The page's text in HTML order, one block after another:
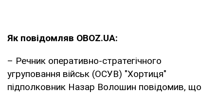
Як повідомляв OBOZ.UA:
– Речник оперативно-стратегічного
угруповання військ (ОСУВ) "Хортиця"
підполковник Назар Волошин повідомив, що